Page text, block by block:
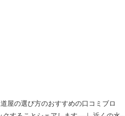
屋の選び方のおすすめの口コミブロ